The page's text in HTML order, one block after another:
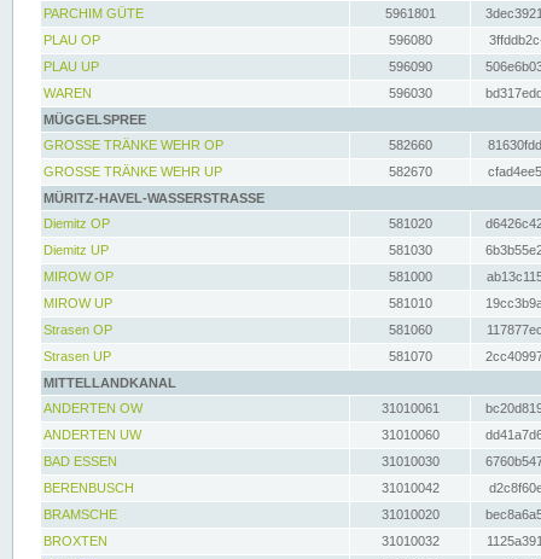
PARCHIM GÜTE
5961801
PLAU OP
596080
PLAU UP
596090
WAREN
596030
MÜGGELSPREE
GROSSE TRÄNKE WEHR OP
582660
GROSSE TRÄNKE WEHR UP
582670
MÜRITZ-HAVEL-WASSERSTRASSE
Diemitz OP
581020
Diemitz UP
581030
MIROW OP
581000
MIROW UP
581010
Strasen OP
581060
Strasen UP
581070
MITTELLANDKANAL
ANDERTEN OW
31010061
ANDERTEN UW
31010060
BAD ESSEN
31010030
BERENBUSCH
31010042
BRAMSCHE
31010020
BROXTEN
31010032